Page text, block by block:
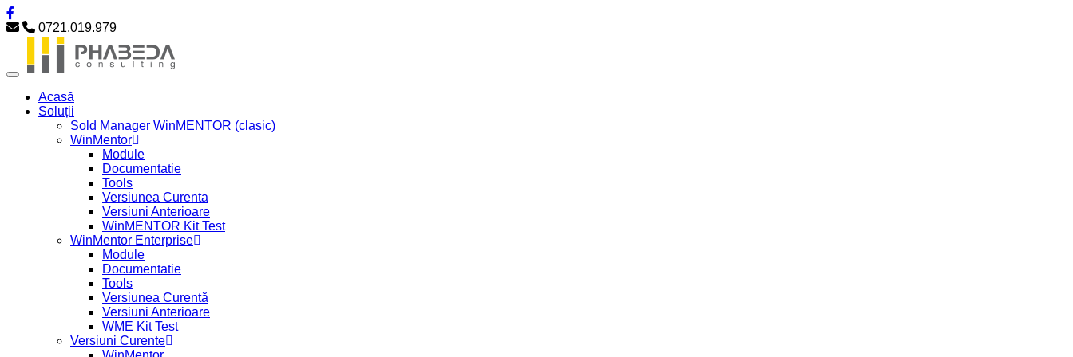
0721.019.979
Acasă
Soluții
Sold Manager WinMENTOR (clasic)
WinMentor
Module
Documentatie
Tools
Versiunea Curenta
Versiuni Anterioare
WinMENTOR Kit Test
WinMentor Enterprise
Module
Documentatie
Tools
Versiunea Curentă
Versiuni Anterioare
WME Kit Test
Versiuni Curente